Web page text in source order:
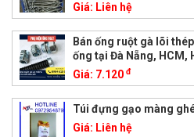
Giá: Liên hệ
Bán ống ruột gà lõi
ống tại Đà Nẵng, HCM,
Giá: 7.120 đ
Túi đựng gạo màng
Giá: Liên hệ